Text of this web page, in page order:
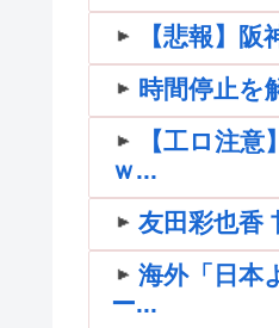
【悲報】
時間停止を
【工ロ注
ｗ...
友田彩也香
海外「日本
ー...